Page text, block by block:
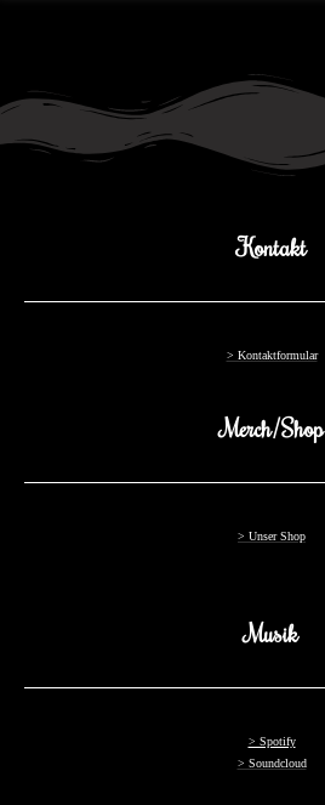
Kontakt
> Kontaktformular
Merch/Shop
> Unser Shop
Musik
> Spotify
> Soundcloud